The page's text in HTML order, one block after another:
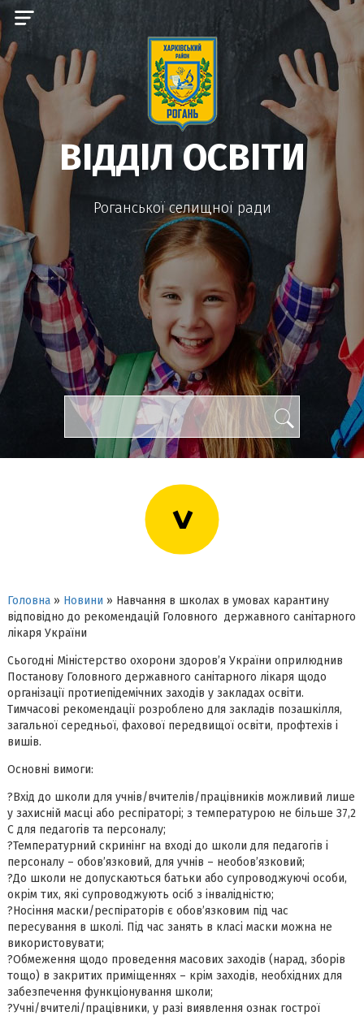
ВІДДІЛ ОСВІТИ
Роганської селищної ради
>
Головна» Новини » Навчання в школах в умовах карантину
відповідно до рекомендацій Головного державного санітарного
лікаря України
Сьогодні Міністерство охорони здоров’я України оприлюднив
Постанову Головного державного санітарного лікаря щодо
організації протиепідемічних заходів у закладах освіти.
Тимчасові рекомендації розроблено для закладів позашкілля,
загальної середньої, фахової передвищої освіти, профтехів і
вишів.
Основні вимоги:
?Вхід до школи для учнів/вчителів/працівників можливий лише
у захисній масці або респіраторі; з температурою не більше 37,2
С для педагогів та персоналу;
?Температурний скринінг на вході до школи для педагогів і
персоналу – обов’язковий, для учнів – необов’язковий;
?До школи не допускаються батьки або супроводжуючі особи,
окрім тих, які супроводжують осіб з інвалідністю;
?Носіння маски/респіраторів є обов’язковим під час
пересування в школі. Під час занять в класі маски можна не
використовувати;
?Обмеження щодо проведення масових заходів (нарад, зборів
тощо) в закритих приміщеннях – крім заходів, необхідних для
забезпечення функціонування школи;
?Учні/вчителі/працівники, у разі виявлення ознак гострої